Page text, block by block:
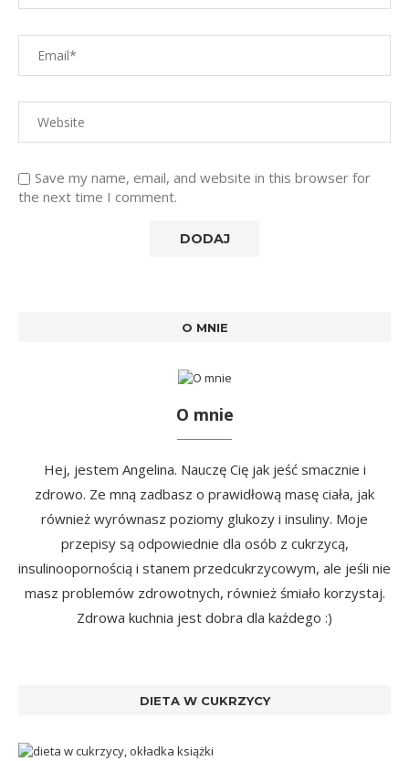
Save my name, email, and website in this browser for
the next time I comment.
O MNIE
O mnie
Hej, jestem Angelina. Nauczę Cię jak jeść smacznie i
zdrowo. Ze mną zadbasz o prawidłową masę ciała, jak
również wyrównasz poziomy glukozy i insuliny. Moje
przepisy są odpowiednie dla osób z cukrzycą,
insulinoopornością i stanem przedcukrzycowym, ale jeśli nie
masz problemów zdrowotnych, również śmiało korzystaj.
Zdrowa kuchnia jest dobra dla każdego :)
DIETA W CUKRZYCY